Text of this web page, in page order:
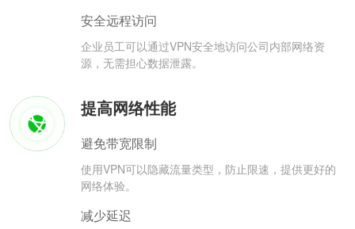
安全远程访问
企业员工可以通过VPN安全地访问公司内部网络资
源，无需担心数据泄露。
提高网络性能
避免带宽限制
使用VPN可以隐藏流量类型，防止限速，提供更好的
网络体验。
减少延迟